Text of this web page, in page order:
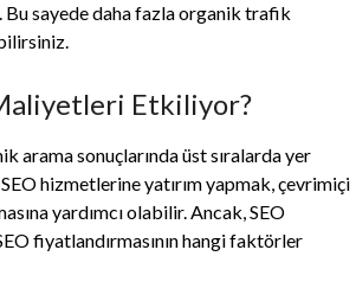
sayede daha fazla organik trafik
Etkiliyor?
sonuçlarında üst sıralarda yer
hizmetlerine yatırım yapmak, çevrimiçi
yardımcı olabilir. Ancak, SEO
fiyatlandırmasının hangi faktörler